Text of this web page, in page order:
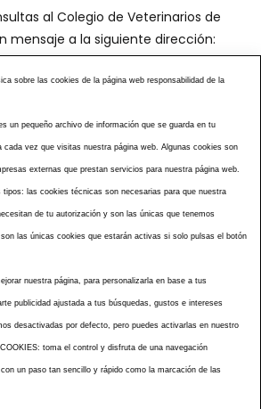
al Colegio de Veterinarios de
mensaje a la siguiente dirección:
TABLÓN ANUNCIOS
TÉRMINOS Y CONDICIONES
VETERINARIA ALICANTINA
LEGAL
POLÍTICA PRIVACIDAD
NOTICIAS ICOVAL
NOTICIAS OCV
sobre las cookies de la página web responsabilidad de la
un pequeño archivo de información que se guarda en tu
cada vez que visitas nuestra página web. Algunas cookies son
externas que prestan servicios para nuestra página web.
tipos: las cookies técnicas son necesarias para que nuestra
de tu autorización y son las únicas que tenemos
las únicas cookies que estarán activas si solo pulsas el botón
nuestra página, para personalizarla en base a tus
publicidad ajustada a tus búsquedas, gustos e intereses
desactivadas por defecto, pero puedes activarlas en nuestro
toma el control y disfruta de una navegación
un paso tan sencillo y rápido como la marcación de las